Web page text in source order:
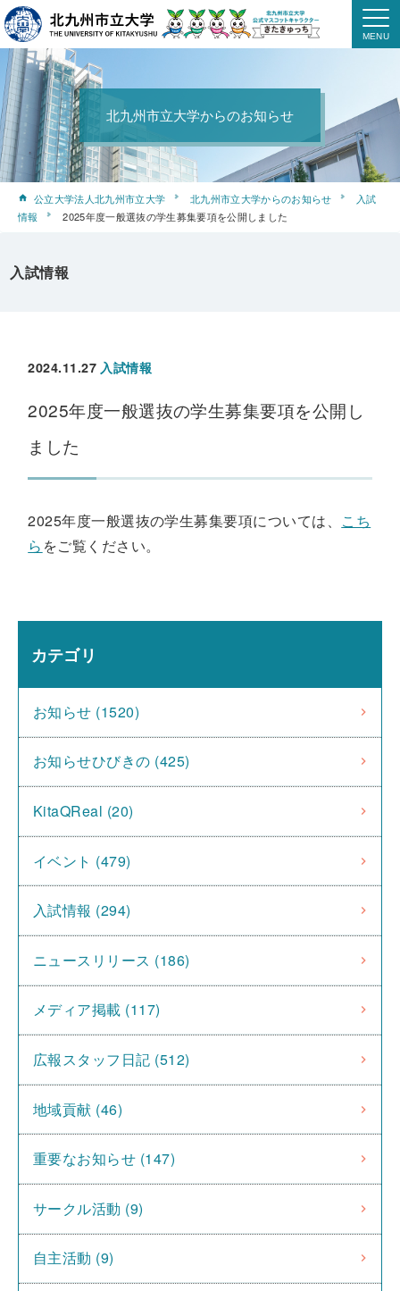
北九州市立大学からのお知らせ
公立大学法人北九州市立大学 北九州市立大学からのお知らせ
入試
情報
2025年度一般選抜の学生募集要項を公開しました
入試情報
2024.11.27 入試情報
2025年度一般選抜の学生募集要項を公開し
ました
2025年度一般選抜の学生募集要項については、 こち
ら をご覧ください。
カテゴリ
お知らせ (1520)
お知らせひびきの (425)
KitaQReal (20)
イベント (479)
入試情報 (294)
ニュースリリース (186)
メディア掲載 (117)
広報スタッフ日記 (512)
地域貢献 (46)
重要なお知らせ (147)
サークル活動 (9)
自主活動 (9)